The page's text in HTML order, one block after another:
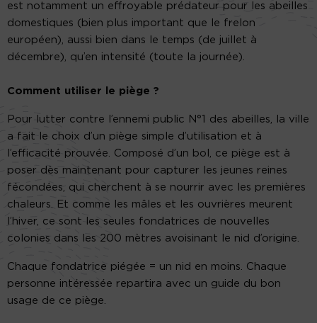
est notamment un effroyable prédateur pour les abeilles
domestiques (bien plus important que le frelon
européen), aussi bien dans le temps (de juillet à
décembre), qu’en intensité (toute la journée).
Comment utiliser le piège ?
Pour lutter contre l’ennemi public N°1 des abeilles, la ville
a fait le choix d’un piège simple d’utilisation et à
l’efficacité prouvée. Composé d’un bol, ce piège est à
poser dès maintenant pour capturer les jeunes reines
fécondées, qui cherchent à se nourrir avec les premières
chaleurs. Et comme les mâles et les ouvrières meurent
l’hiver, ce sont les seules fondatrices de nouvelles
colonies dans les 200 mètres avoisinant le nid d’origine.
Chaque fondatrice piégée = un nid en moins. Chaque
personne intéressée repartira avec un guide du bon
usage de ce piège.